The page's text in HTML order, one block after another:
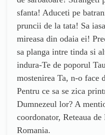
sfanta! Aduceti pe
pruncii de la tata! Sa
mireasa din odaia ei!
sa planga intre tinda si
indura-Te de poporul
mostenirea Ta, n-o face
Pentru ce sa se zica
Dumnezeul lor? A
coordonator, Reteaua
Romania.